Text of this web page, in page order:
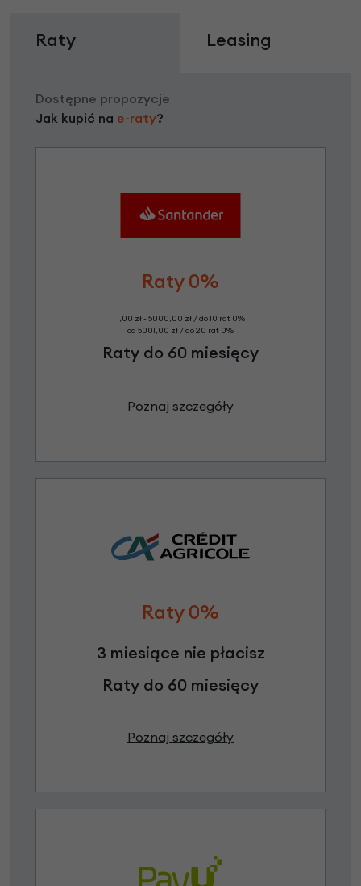
Raty Leasing
Dostępne propozycje
Jak kupić na e-raty?
Raty 0%
1,00 zł - 5000,00 zł / do 10 rat 0%
od 5001,00 zł / do 20 rat 0%
Raty do 60 miesięcy
Poznaj szczegóły
Raty 0%
3 miesiące nie płacisz
Raty do 60 miesięcy
Poznaj szczegóły